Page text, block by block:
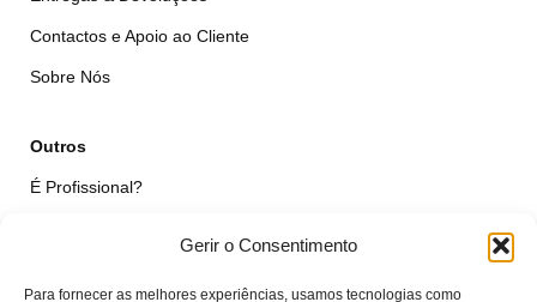
Gerir o Consentimento
Para fornecer as melhores experiências, usamos tecnologias como
Contactos e Apoio ao Cliente
Sobre Nós
Outros
É Profissional?